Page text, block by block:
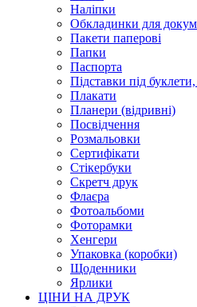
Наліпки
Обкладинки для
Пакети паперові
Папки
Паспорта
Підставки під буклети,
Плакати
Планери (відривні)
Посвідчення
Розмальовки
Сертифікати
Стікербуки
Скретч друк
Флаєра
Фотоальбоми
Фоторамки
Хенгери
Упаковка (коробки)
Щоденники
Ярлики
ЦІНИ НА ДРУК